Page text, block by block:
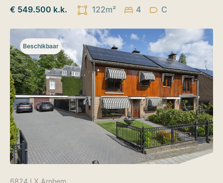
€ 549.500 k.k. 122m² 4 C
Beschikbaar